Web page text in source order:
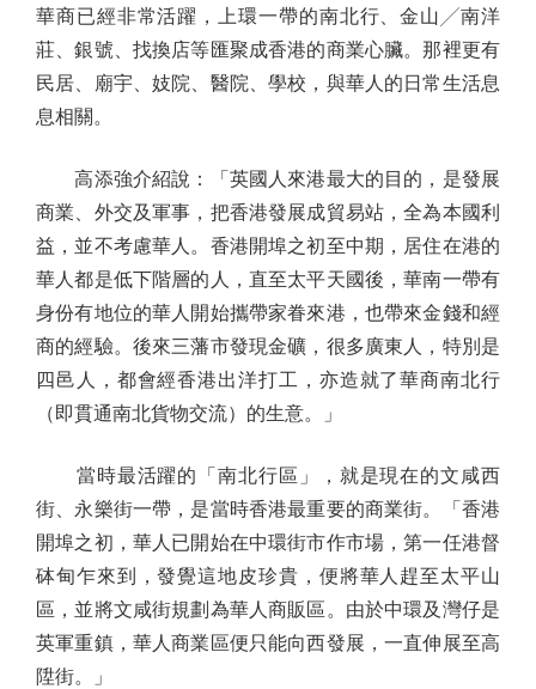
華商已經非常活躍，上環一帶的南北行、金山╱南洋
莊、銀號、找換店等匯聚成香港的商業心臟。那裡更有
民居、廟宇、妓院、醫院、學校，與華人的日常生活息
息相關。
高添強介紹說：「英國人來港最大的目的，是發展
商業、外交及軍事，把香港發展成貿易站，全為本國利
益，並不考慮華人。香港開埠之初至中期，居住在港的
華人都是低下階層的人，直至太平天國後，華南一帶有
身份有地位的華人開始攜帶家眷來港，也帶來金錢和經
商的經驗。後來三藩市發現金礦，很多廣東人，特別是
四邑人，都會經香港出洋打工，亦造就了華商南北行
（即貫通南北貨物交流）的生意。」
當時最活躍的「南北行區」，就是現在的文咸西
街、永樂街一帶，是當時香港最重要的商業街。「香港
開埠之初，華人已開始在中環街市作市場，第一任港督
砵甸乍來到，發覺這地皮珍貴，便將華人趕至太平山
區，並將文咸街規劃為華人商販區。由於中環及灣仔是
英軍重鎮，華人商業區便只能向西發展，一直伸展至高
陞街。」